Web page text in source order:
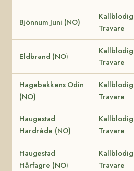
Bjönnum Juni (NO)
Kallblodig
Travare
Eldbrand (NO)
Kallblodig
Travare
Hagebakkens Odin
(NO)
Kallblodig
Travare
Haugestad
Hardråde (NO)
Kallblodig
Travare
Haugestad
Hårfagre (NO)
Kallblodig
Travare